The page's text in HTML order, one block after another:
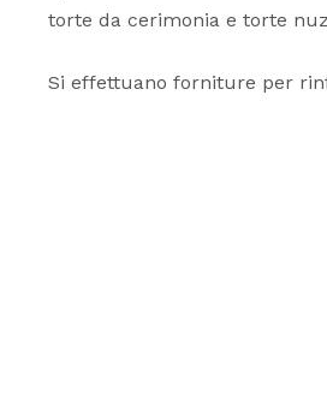
torte da cerimonia e torte
Si effettuano forniture per